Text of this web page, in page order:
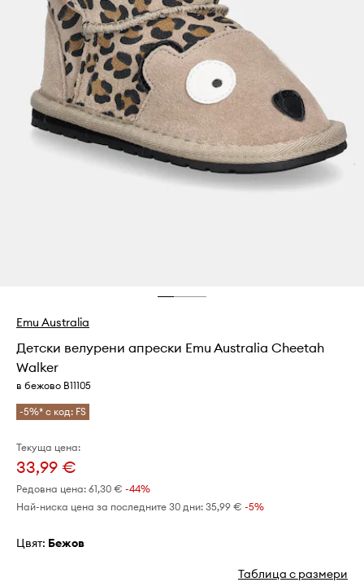
Emu Australia
Детски велурени апрески Emu Australia Cheetah
Walker
в бежово B11105
-5%* с код: FS
Текуща цена:
33,99 €
Редовна цена: 61,30 € -44%
Най-ниска цена за последните 30 дни: 35,99 € -5%
Цвят: бежов
Таблица с размери